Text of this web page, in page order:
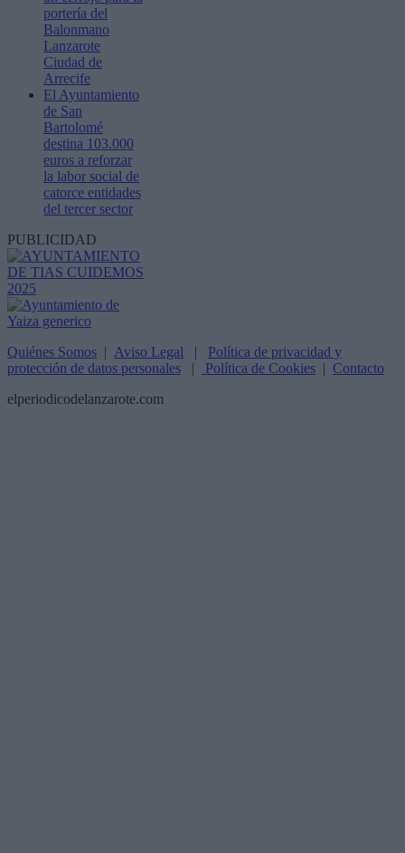
portería del
Balonmano
Lanzarote
Ciudad de
Arrecife
El Ayuntamiento
de San
Bartolomé
destina 103.000
euros a reforzar
la labor social de
catorce entidades
del tercer sector
PUBLICIDAD
Quiénes Somos | Aviso Legal | Política de privacidad y
protección de datos personales | Política de Cookies | Contacto
elperiodicodelanzarote.com